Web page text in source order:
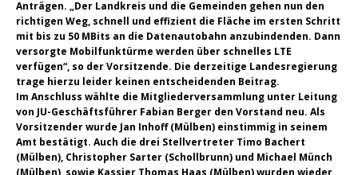
Anträgen. „Der Landkreis und die Gemeinden gehen nun den
richtigen Weg, schnell und effizient die Fläche im ersten Schritt
mit bis zu 50 MBits an die Datenautobahn anzubindenden. Dann
versorgte Mobilfunktürme werden über schnelles LTE
verfügen“, so der Vorsitzende. Die derzeitige Landesregierung
trage hierzu leider keinen entscheidenden Beitrag.
Im Anschluss wählte die Mitgliederversammlung unter Leitung
von JU-Geschäftsführer Fabian Berger den Vorstand neu. Als
Vorsitzender wurde Jan Inhoff (Mülben) einstimmig in seinem
Amt bestätigt. Auch die drei Stellvertreter Timo Bachert
(Mülben), Christopher Sarter (Schollbrunn) und Michael Münch
(Mülben), sowie Kassier Thomas Haas (Mülben) wurden wieder